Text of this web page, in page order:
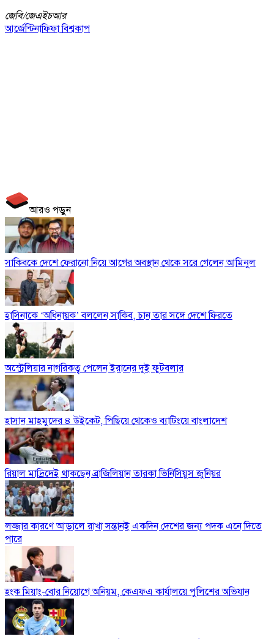
জেবি/জেএইচআর
আর্জেন্টিনাফিফা বিশ্বকাপ
আরও পড়ুন
সাকিবকে দেশে ফেরানো নিয়ে আগের অবস্থান থেকে সরে গেলেন আমিনুল
হাসিনাকে ‘অধিনায়ক’ বললেন সাকিব, চান তার সঙ্গে দেশে ফিরতে
অস্ট্রেলিয়ার নাগরিকত্ব পেলেন ইরানের দুই ফুটবলার
হাসান মাহমুদের ৪ উইকেট, পিছিয়ে থেকেও ব্যাটিংয়ে বাংলাদেশ
রিয়াল মাদ্রিদেই থাকছেন ব্রাজিলিয়ান তারকা ভিনিসিয়ুস জুনিয়র
লজ্জার কারণে আড়ালে রাখা সন্তানই একদিন দেশের জন্য পদক এনে দিতে
পারে
হংক মিয়াং-বোর নিয়োগে অনিয়ম, কেএফএ কার্যালয়ে পুলিশের অভিযান